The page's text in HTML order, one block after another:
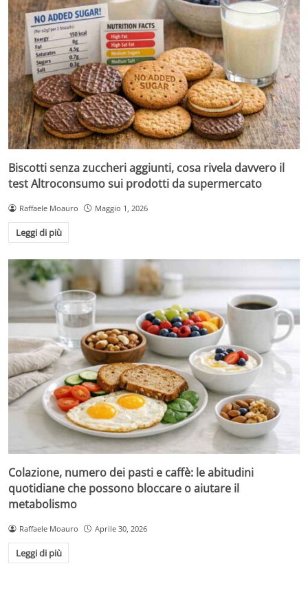
Biscotti senza zuccheri aggiunti, cosa rivela davvero il
test Altroconsumo sui prodotti da supermercato
Raffaele Moauro Maggio 1, 2026
Leggi di più
Colazione, numero dei pasti e caffè: le abitudini
quotidiane che possono bloccare o aiutare il
metabolismo
Raffaele Moauro Aprile 30, 2026
Leggi di più